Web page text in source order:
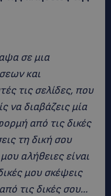
σε μια
και
τις σελίδες, που
να διαβάζεις μία
από τις δικές
τη δική σου
αλήθειες είναι
μου σκέψεις
τις δικές σου…